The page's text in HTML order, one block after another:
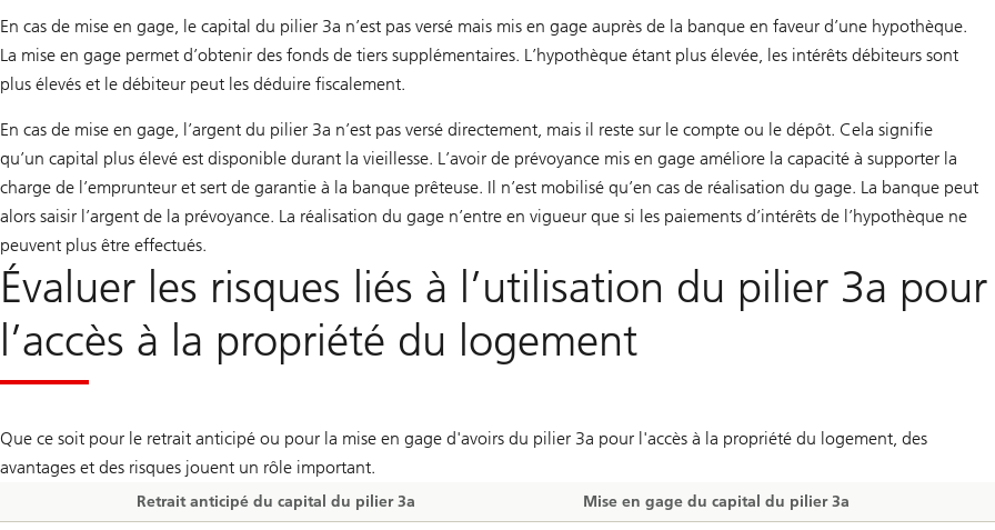
En cas de mise en gage, le capital du pilier 3a n’est pas versé mais mis en gage auprès de la banque en faveur d’une hypothèque.
La mise en gage permet d’obtenir des fonds de tiers supplémentaires. L’hypothèque étant plus élevée, les intérêts débiteurs sont
plus élevés et le débiteur peut les déduire fiscalement.
En cas de mise en gage, l’argent du pilier 3a n’est pas versé directement, mais il reste sur le compte ou le dépôt. Cela signifie
qu’un capital plus élevé est disponible durant la vieillesse. L’avoir de prévoyance mis en gage améliore la capacité à supporter la
charge de l’emprunteur et sert de garantie à la banque prêteuse. Il n’est mobilisé qu’en cas de réalisation du gage. La banque peut
alors saisir l’argent de la prévoyance. La réalisation du gage n’entre en vigueur que si les paiements d’intérêts de l’hypothèque ne
peuvent plus être effectués.
Évaluer les risques liés à l’utilisation du pilier 3a pour
l’accès à la propriété du logement
Que ce soit pour le retrait anticipé ou pour la mise en gage d'avoirs du pilier 3a pour l'accès à la propriété du logement, des
avantages et des risques jouent un rôle important.
Retrait anticipé du capital du pilier 3a Mise en gage du capital du pilier 3a